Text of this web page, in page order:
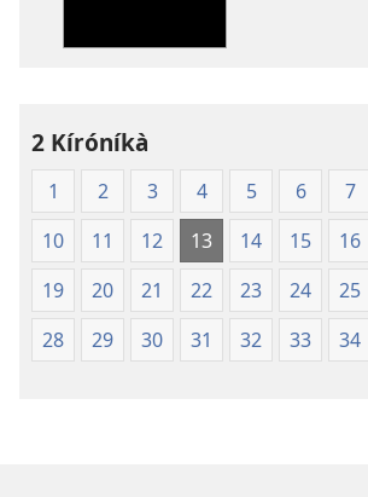
2 Kíróníkà
1 2 3 4 5 6 7
10
11 12 13 14 15 16
19
20 21 22 23 24 25
28
29 30 31 32 33 34